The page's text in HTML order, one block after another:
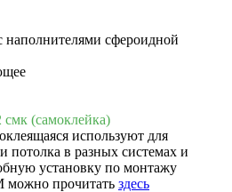
сфероидной
(самоклейка)
используют для
потолка в разных системах и
установку по монтажу
можно прочитать здесь